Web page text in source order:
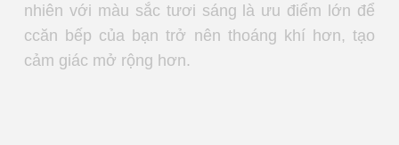
nhiên với màu sắc tươi sáng là ưu điểm lớn để
ccăn bếp của bạn trở nên thoáng khí hơn, tạo
cảm giác mở rộng hơn.